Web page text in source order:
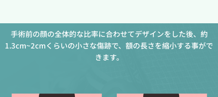
手術前の顔の全体的な比率に合わせてデザインをした後、約
1.3cm~2cmくらいの小さな傷跡で、額の長さを縮小する事がで
きます。